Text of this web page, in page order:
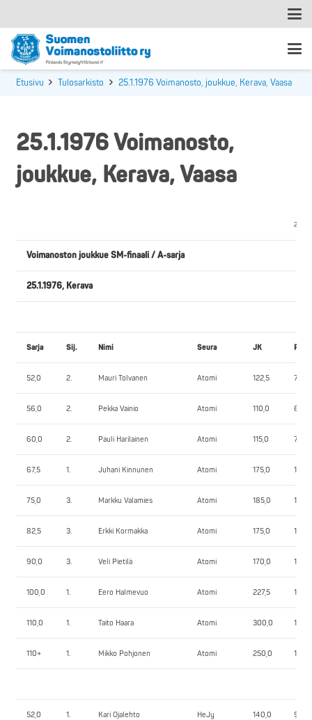
Etusivu Tulosarkisto 25.1.1976 Voimanosto, joukkue, Kerava, Vaasa
25.1.1976 Voimanosto,
joukkue, Kerava, Vaasa
Voimanoston joukkue SM-finaali / A-sarja
25.1.1976, Kerava
Sarja Sij. Nimi Seura JK PP
52,0 2. Mauri Tolvanen Atomi 122,5 70,0
56,0 2. Pekka Vainio Atomi 110,0 60,0
60,0 2. Pauli Harilainen Atomi 115,0 70,0
67,5 1. Juhani Kinnunen Atomi 175,0 120,0
75,0 3. Markku Valamies Atomi 185,0 120,0
82,5 3. Erkki Kormakka Atomi 175,0 130,0
90,0 3. Veli Pietilä Atomi 170,0 110,0
100,0 1. Eero Halmevuo Atomi 227,5 155,0
110,0 1. Taito Haara Atomi 300,0 190,0
110+ 1. Mikko Pohjonen Atomi 250,0 180,0
52,0 1. Kari Ojalehto HeJy 140,0 92,5